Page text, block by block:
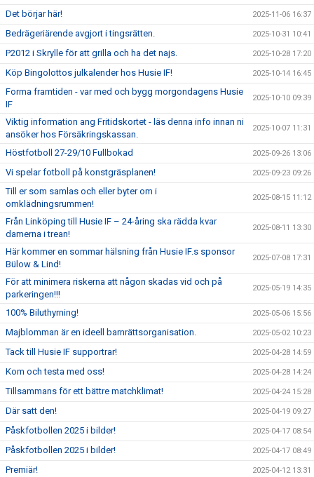
Det börjar här! 2025-11-06 16:37
Bedrägeriärende avgjort i tingsrätten. 2025-10-31 10:41
P2012 i Skrylle för att grilla och ha det najs. 2025-10-28 17:20
Köp Bingolottos julkalender hos Husie IF! 2025-10-14 16:45
Forma framtiden - var med och bygg morgondagens Husie
IF
2025-10-10 09:39
Viktig information ang Fritidskortet - läs denna info innan ni
ansöker hos Försäkringskassan.
2025-10-07 11:31
Höstfotboll 27-29/10 Fullbokad 2025-09-26 13:06
Vi spelar fotboll på konstgräsplanen! 2025-09-23 09:26
Till er som samlas och eller byter om i
omklädningsrummen!
2025-08-15 11:12
Från Linköping till Husie IF – 24-åring ska rädda kvar
damerna i trean!
2025-08-11 13:30
Här kommer en sommar hälsning från Husie IF.s sponsor
Bülow & Lind!
2025-07-08 17:31
För att minimera riskerna att någon skadas vid och på
parkeringen!!!
2025-05-19 14:35
100% Biluthyrning! 2025-05-06 15:56
Majblomman är en ideell barnrättsorganisation. 2025-05-02 10:23
Tack till Husie IF supportrar! 2025-04-28 14:59
Kom och testa med oss! 2025-04-28 14:24
Tillsammans för ett bättre matchklimat! 2025-04-24 15:28
Där satt den! 2025-04-19 09:27
Påskfotbollen 2025 i bilder! 2025-04-17 08:54
Påskfotbollen 2025 i bilder! 2025-04-17 08:49
Premiär! 2025-04-12 13:31